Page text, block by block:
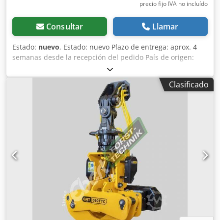
precio fijo IVA no incluído
Consultar Llamar
Estado: nuevo, Estado: nuevo Plazo de entrega: aprox. 4
semanas desde la recepción del pedido País de origen:
Italia Precio: 10.900 € Cuota de leasing: 209,28 € Diámetro
máx. (tubo de acero): 60 mm Longitud: 595 mm Ancho: 363
mm Altura: 900 mm Peso: 130 kg Djdpfx Aiswirxkj Iokr
Módulo máximo de flexión E: 10,5 cm³ Tubo de acero
estándar: 60 x 3 mm Tubo de gas para conducciones: 2”
Gas x 3,91 mm Tubo para fabricación de muebles: 60 x 4
mm Acero inoxidable AISI304-318: 60 x 2 mm Acero
inoxidable AISI308 (alimentario): 60 x 4 mm Latón blando:
60 x 4 mm Cobre duro y aluminio: 64 x 4 mm Cobre
blando: 64 x 4 mm Tubo conduit (TAZ): 60 x 4 mm Mepla,
Gebereit y similares: 50 x 4 mm Redondo de acero
(S275JO): 35 mm Pletina (S275JO): 60x30x4 vertical, 60x40x5
mm Radio de curvado máx.: 300 mm Radio de curvado
mín.: 10 mm Diámetro mín. de tubo: 10 mm Velocidad
máx. de curvado: 1,25 / 2,50 rpm Motor: 1,5 kW Indicación
Clasificado